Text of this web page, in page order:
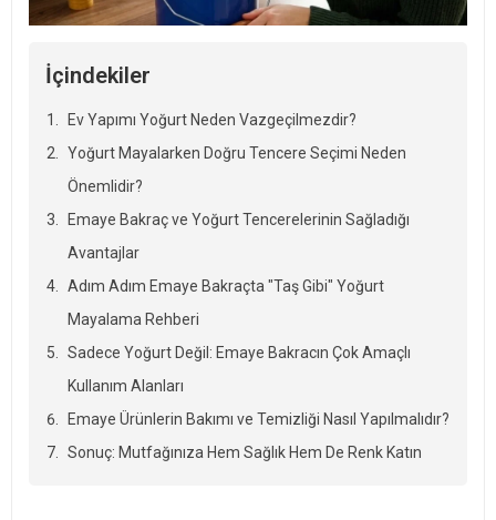
İçindekiler
Ev Yapımı Yoğurt Neden Vazgeçilmezdir?
Yoğurt Mayalarken Doğru Tencere Seçimi Neden
Önemlidir?
Emaye Bakraç ve Yoğurt Tencerelerinin Sağladığı
Avantajlar
Adım Adım Emaye Bakraçta "Taş Gibi" Yoğurt
Mayalama Rehberi
Sadece Yoğurt Değil: Emaye Bakracın Çok Amaçlı
Kullanım Alanları
Emaye Ürünlerin Bakımı ve Temizliği Nasıl Yapılmalıdır?
Sonuç: Mutfağınıza Hem Sağlık Hem De Renk Katın